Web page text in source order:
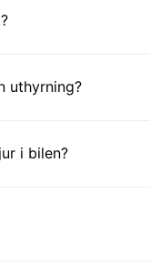
uthyrning?
i bilen?